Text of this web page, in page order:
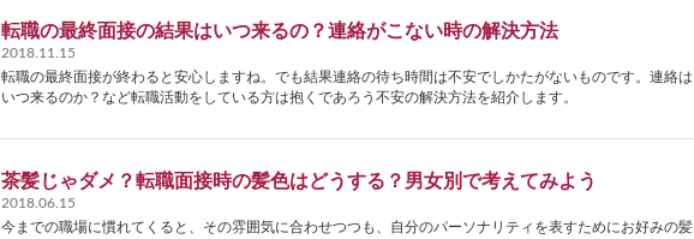
転職の最終面接の結果はいつ来るの？連絡がこない時の解決方法
2018.11.15
転職の最終面接が終わると安心しますね。でも結果連絡の待ち時間は不安でしかたがないものです。連絡は
いつ来るのか？など転職活動をしている方は抱くであろう不安の解決方法を紹介します。
茶髪じゃダメ？転職面接時の髪色はどうする？男女別で考えてみよう
2018.06.15
今までの職場に慣れてくると、その雰囲気に合わせつつも、自分のパーソナリティを表すためにお好みの髪